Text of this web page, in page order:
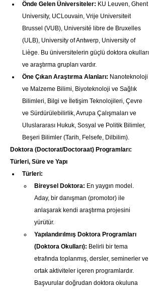
Önde Gelen Üniversiteler: KU Leuven, Ghent
University, UCLouvain, Vrije Universiteit
Brussel (VUB), Université libre de Bruxelles
(ULB), University of Antwerp, University of
Liège. Bu üniversitelerin güçlü doktora okulları
ve araştırma grupları vardır.
Öne Çıkan Araştırma Alanları: Nanoteknoloji
ve Malzeme Bilimi, Biyoteknoloji ve Sağlık
Bilimleri, Bilgi ve İletişim Teknolojileri, Çevre
ve Sürdürülebilirlik, Avrupa Çalışmaları ve
Uluslararası Hukuk, Sosyal ve Politik Bilimler,
Beşeri Bilimler (Tarih, Felsefe, Dilbilim).
Doktora (Doctorat/Doctoraat) Programları:
Türleri, Süre ve Yapı
Türleri:
Bireysel Doktora: En yaygın model.
Aday, bir danışman (promotor) ile
anlaşarak kendi araştırma projesini
yürütür.
Yapılandırılmış Doktora Programları
(Doktora Okulları): Belirli bir tema
etrafında toplanmış, dersler, seminerler ve
ortak aktiviteler içeren programlardır.
Başvurular doğrudan doktora okuluna